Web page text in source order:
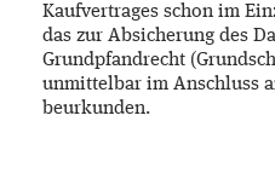
Kaufvertrages schon im
das zur Absicherung des
Grundpfandrecht
unmittelbar im Anschluss
beurkunden.